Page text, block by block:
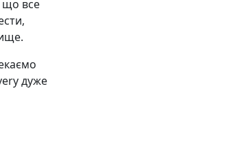
що все
дуже